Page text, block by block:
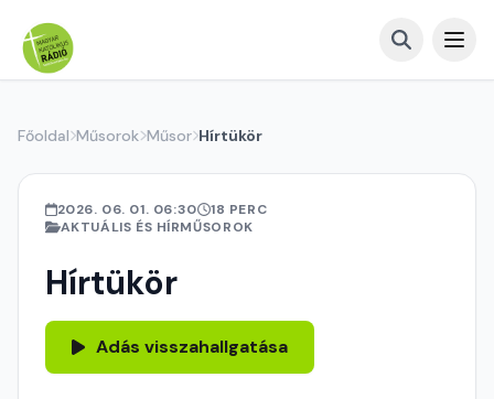
Főoldal Műsorok Műsor Hírtükör
2026. 06. 01. 06:30
18 PERC
AKTUÁLIS ÉS HÍRMŰSOROK
Hírtükör
Adás visszahallgatása